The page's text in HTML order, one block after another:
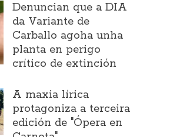
Denuncian que a DIA
da Variante de
Carballo agoha unha
planta en perigo
crítico de extinción
A maxia lírica
protagoniza a terceira
edición de "Ópera en